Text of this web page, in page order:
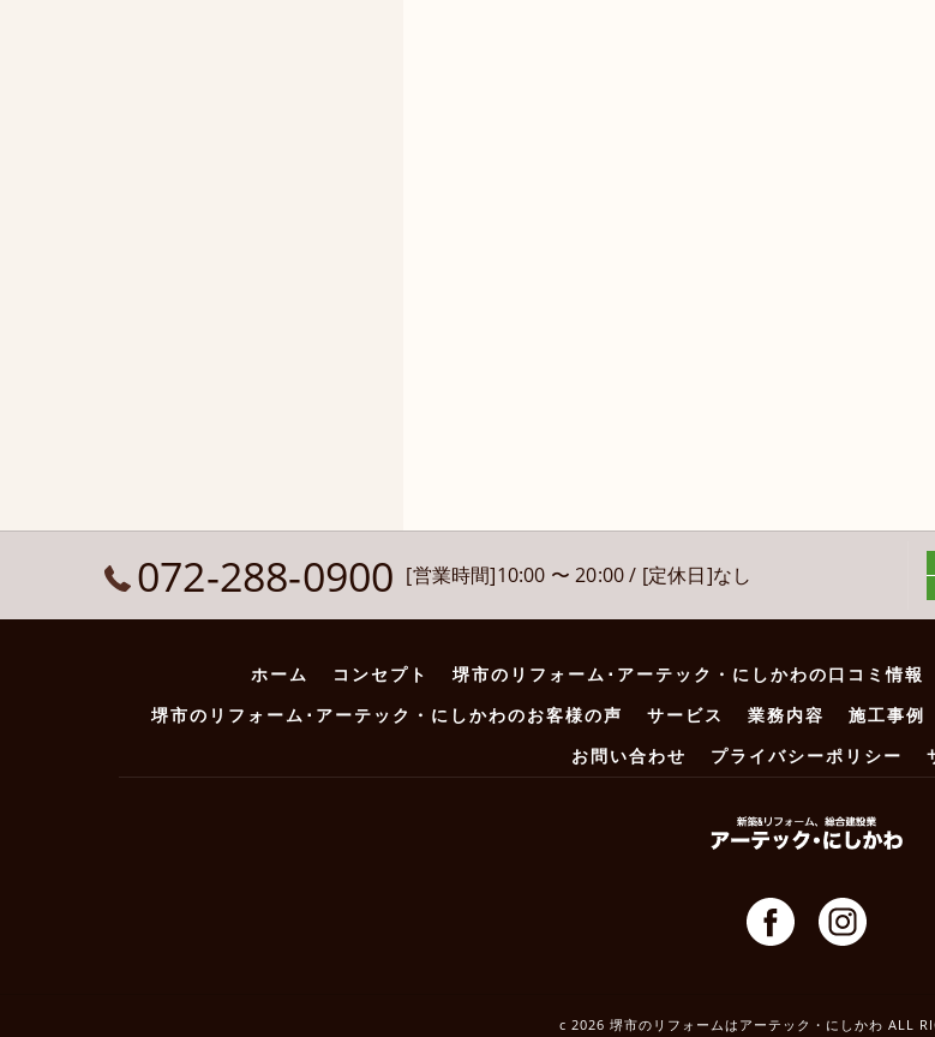
072-288-0900 [営業時間]10:00 〜 20:00 / [定休日]なし
ホーム コンセプト 堺市のリフォーム･アーテック・にしかわの口コミ情報
堺市のリフォーム･アーテック・にしかわのお客様の声
サービス 業務内容 施工事例
お問い合わせ
プライバシーポリシー
c 2026 堺市のリフォームはアーテック・にしかわ ALL